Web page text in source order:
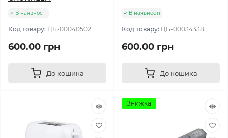
В наявності
Код товару: ЦБ-00040502
600.00 грн
До кошика
В наявності
Код товару: ЦБ-00034338
600.00 грн
До кошика
Знижка